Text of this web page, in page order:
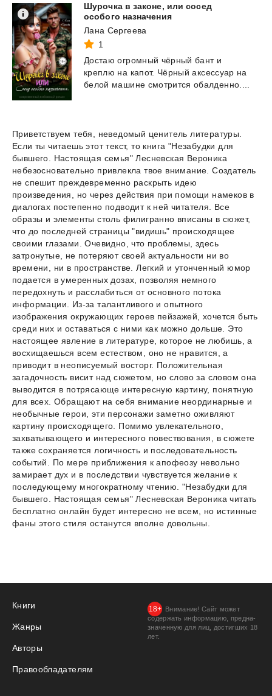
Шурочка в законе, или сосед
особого назначения
Лана Сергеева
1
Достаю огромный чёрный бант и
креплю на капот. Чёрный аксессуар на
белой машине смотрится обалденно....
Приветствуем тебя, неведомый ценитель литературы.
Если ты читаешь этот текст, то книга "Незабудки для
бывшего. Настоящая семья" Лесневская Вероника
небезосновательно привлекла твое внимание. Создатель
не спешит преждевременно раскрыть идею
произведения, но через действия при помощи намеков в
диалогах постепенно подводит к ней читателя. Все
образы и элементы столь филигранно вписаны в сюжет,
что до последней страницы "видишь" происходящее
своими глазами. Очевидно, что проблемы, здесь
затронутые, не потеряют своей актуальности ни во
времени, ни в пространстве. Легкий и утонченный юмор
подается в умеренных дозах, позволяя немного
передохнуть и расслабиться от основного потока
информации. Из-за талантливого и опытного
изображения окружающих героев пейзажей, хочется быть
среди них и оставаться с ними как можно дольше. Это
настоящее явление в литературе, которое не любишь, а
восхищаешься всем естеством, оно не нравится, а
приводит в неописуемый восторг. Положительная
загадочность висит над сюжетом, но слово за словом она
выводится в потрясающе интересную картину, понятную
для всех. Обращают на себя внимание неординарные и
необычные герои, эти персонажи заметно оживляют
картину происходящего. Помимо увлекательного,
захватывающего и интересного повествования, в сюжете
также сохраняется логичность и последовательность
событий. По мере приближения к апофеозу невольно
замирает дух и в последствии чувствуется желание к
последующему многократному чтению. "Незабудки для
бывшего. Настоящая семья" Лесневская Вероника читать
бесплатно онлайн будет интересно не всем, но истинные
фаны этого стиля останутся вполне довольны.
Книги
Жанры
Авторы
Правообладателям
Внимание! Сайт может
содержать информацию, предна­
значенную для лиц, дости­гших 18
лет.